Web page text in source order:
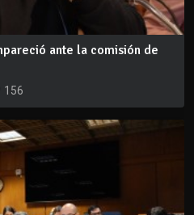
ante la comisión de
156